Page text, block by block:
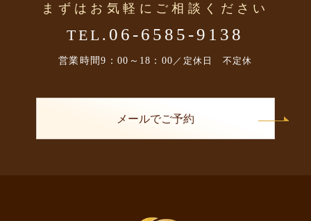
まずはお気軽にご相談ください
TEL. 06-6585-9138
営業時間9：00～18：00 ／定休日 不定休
メールでご予約